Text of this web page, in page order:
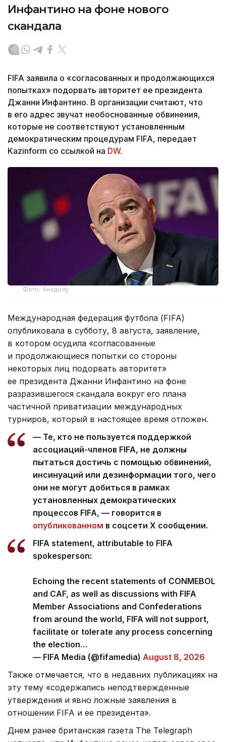
Инфантино на фоне нового
скандала
FIFA заявила о «согласованных и продолжающихся
попытках» подорвать авторитет ее президента
Джанни Инфантино. В организации считают, что
в его адрес звучат необоснованные обвинения,
которые не соответствуют установленным
демократическим процедурам FIFA, передает
Kazinform со ссылкой на DW.
Фото: Анадолу
Международная федерация футбола (FIFA)
опубликовала в субботу, 8 августа, заявление,
в котором осудила «согласованные
и продолжающиеся попытки со стороны
некоторых лиц подорвать авторитет»
ее президента Джанни Инфантино на фоне
разразившегося скандала вокруг его плана
частичной приватизации международных
турниров, который в настоящее время отложен.
— Те, кто не пользуется поддержкой
ассоциаций-членов FIFA, не должны
пытаться достичь с помощью обвинений,
инсинуаций или дезинформации того, чего
они не могут добиться в рамках
установленных демократических
процессов FIFA, — говорится в
опубликованном в соцсети Х сообщении.
FIFA statement, attributable to FIFA
spokesperson:
Echoing the recent statements of CONMEBOL
and CAF, as well as discussions with FIFA
Member Associations and Confederations
from around the world, FIFA will not support,
facilitate or tolerate any process concerning
the election…
— FIFA Media (@fifamedia) August 8, 2026
Также отмечается, что в недавних публикациях на
эту тему «содержались неподтвержденные
утверждения и явно ложные заявления в
отношении FIFA и ее президента».
Днем ранее британская газета The Telegraph